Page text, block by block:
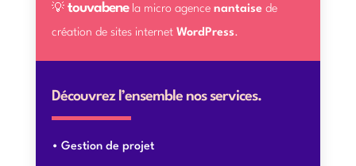
💡 touvabenela micro agencenantaise de
création de sites internet WordPress.
Découvrez l’ensemble nos services.
Gestion de projet